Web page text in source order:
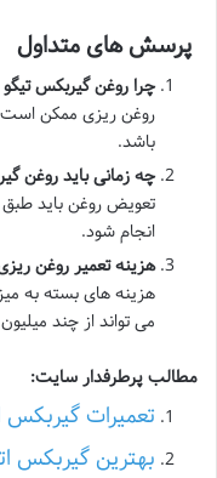
پرسش های متداول
چرا روغن گیربکس تیگو
روغن ریزی ممکن است
باشد.
چه زمانی باید روغن
انجام شود.
هزینه تعمیر روغن ریزی
هزینه های بسته به
می تواند از چند
مطالب پرطرفدار سایت:
تعمیرات گیربکس
بهترین گیربکس